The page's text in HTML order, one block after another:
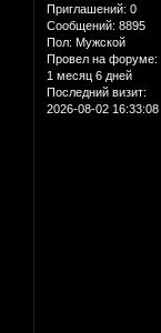
Приглашений: 0
Сообщений: 8895
Пол: Мужской
Провел на форуме:
1 месяц 6 дней
Последний визит:
2026-08-02 16:33:08